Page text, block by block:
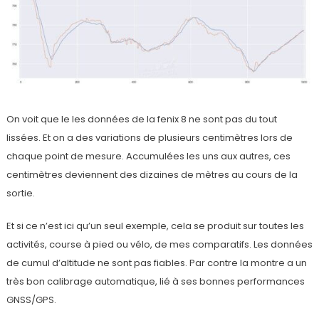
On voit que le les données de la fenix 8 ne sont pas du tout
lissées. Et on a des variations de plusieurs centimètres lors de
chaque point de mesure. Accumulées les uns aux autres, ces
centimètres deviennent des dizaines de mètres au cours de la
sortie.
Et si ce n’est ici qu’un seul exemple, cela se produit sur toutes les
activités, course à pied ou vélo, de mes comparatifs. Les données
de cumul d’altitude ne sont pas fiables. Par contre la montre a un
très bon calibrage automatique, lié à ses bonnes performances
GNSS/GPS.